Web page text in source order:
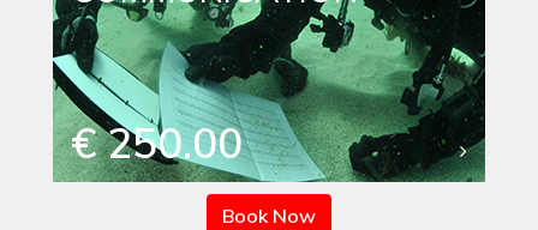
€ 250.00
Book Now